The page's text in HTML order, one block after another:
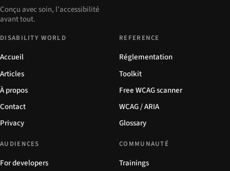
Conçu avec soin, l'accessibilité
avant tout.
DISABILITY WORLD
Accueil
Articles
À propos
Contact
Privacy
REFERENCE
Réglementation
Toolkit
Free WCAG scanner
WCAG / ARIA
Glossary
AUDIENCES
For developers
COMMUNAUTÉ
Trainings